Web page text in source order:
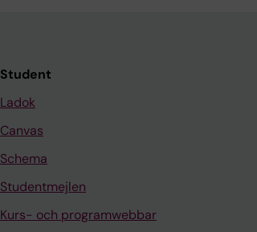
Student
Ladok
Canvas
Schema
Studentmejlen
Kurs- och programwebbar